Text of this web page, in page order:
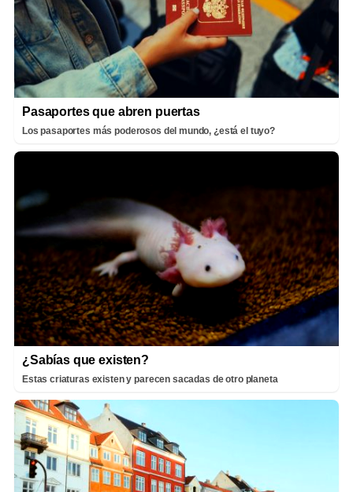
Pasaportes que abren puertas
Los pasaportes más poderosos del mundo, ¿está el tuyo?
¿Sabías que existen?
Estas criaturas existen y parecen sacadas de otro planeta